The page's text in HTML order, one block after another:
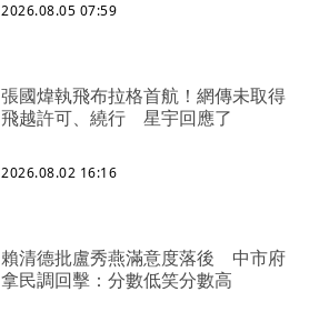
2026.08.05 07:59
張國煒執飛布拉格首航！網傳未取得
飛越許可、繞行 星宇回應了
2026.08.02 16:16
賴清德批盧秀燕滿意度落後 中市府
拿民調回擊：分數低笑分數高